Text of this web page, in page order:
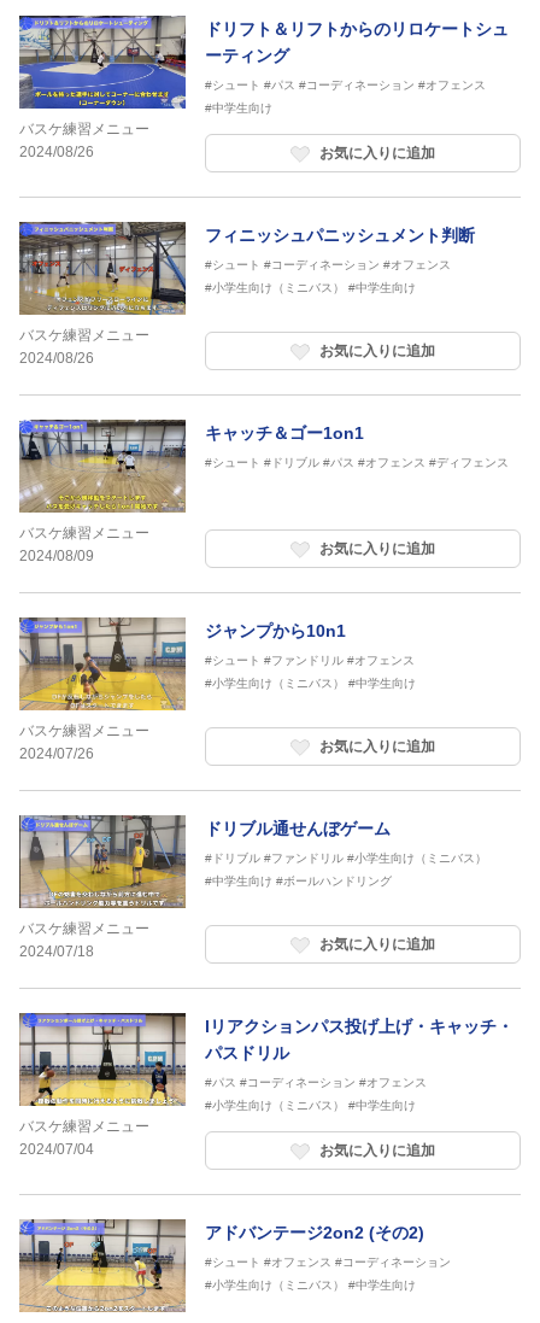
バスケ練習メニュー
2024/08/26
ドリフト＆リフトからのリロケートシュ
ーティング
#シュート #パス #コーディネーション #オフェンス
#中学生向け
お気に入りに追加
バスケ練習メニュー
2024/08/26
フィニッシュパニッシュメント判断
#シュート #コーディネーション #オフェンス
#小学生向け（ミニバス）
#中学生向け
お気に入りに追加
バスケ練習メニュー
2024/08/09
キャッチ＆ゴー1on1
#シュート #ドリブル #パス #オフェンス #ディフェンス
お気に入りに追加
バスケ練習メニュー
2024/07/26
ジャンプから10n1
#シュート #ファンドリル #オフェンス
#小学生向け（ミニバス）
#中学生向け
お気に入りに追加
バスケ練習メニュー
2024/07/18
ドリブル通せんぼゲーム
#ドリブル #ファンドリル #小学生向け（ミニバス）
#中学生向け #ボールハンドリング
お気に入りに追加
バスケ練習メニュー
2024/07/04
lリアクションパス投げ上げ・キャッチ・
パスドリル
#パス #コーディネーション #オフェンス
#小学生向け（ミニバス）
#中学生向け
お気に入りに追加
アドバンテージ2on2 (その2)
#シュート #オフェンス #コーディネーション
#小学生向け（ミニバス）
#中学生向け